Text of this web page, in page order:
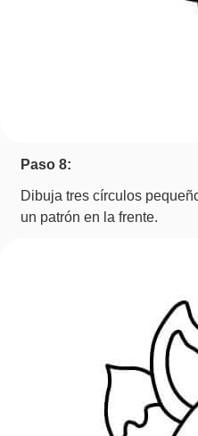
Paso 8:
Dibuja tres círculos
un patrón en la frente.